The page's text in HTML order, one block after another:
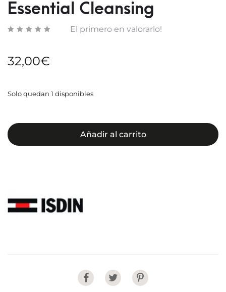
Essential Cleansing
El primero en valorarlo!
32,00€
Solo quedan 1 disponibles
Añadir al carrito
Share